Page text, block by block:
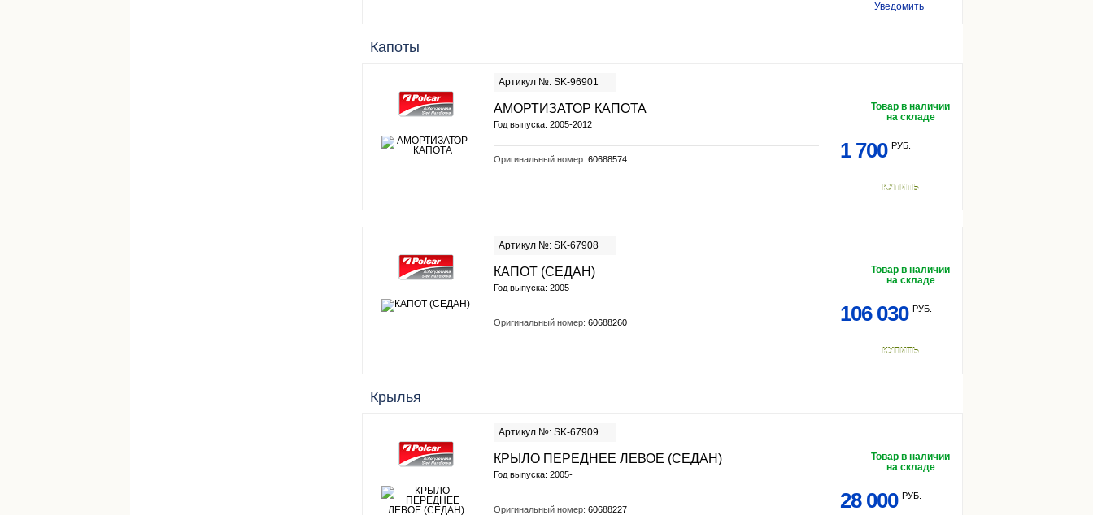
Уведомить
Капоты
Артикул №: SK-96901
АМОРТИЗАТОР КАПОТА
Год выпуска: 2005-2012
Оригинальный номер: 60688574
Товар в наличии
на складе
1 700 РУБ.
КУПИТЬ
Артикул №: SK-67908
КАПОТ (СЕДАН)
Год выпуска: 2005-
Оригинальный номер: 60688260
Товар в наличии
на складе
106 030 РУБ.
КУПИТЬ
Крылья
Артикул №: SK-67909
КРЫЛО ПЕРЕДНЕЕ ЛЕВОЕ (СЕДАН)
Год выпуска: 2005-
Оригинальный номер: 60688227
Товар в наличии
на складе
28 000 РУБ.